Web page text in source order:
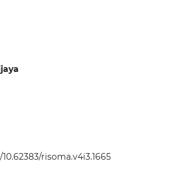
risoma.v4i3.1665